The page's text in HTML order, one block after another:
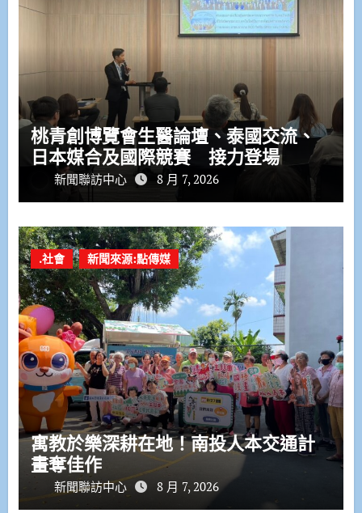
桃青創博覽會生醫論壇、泰國交流、
日本媒合及國際競賽 接力登場
新聞聯訪中心 8 月 7, 2026
.社會 新聞來源:點傳媒
寓教於樂深耕在地！南投人本交通計
畫奪佳作
新聞聯訪中心 8 月 7, 2026